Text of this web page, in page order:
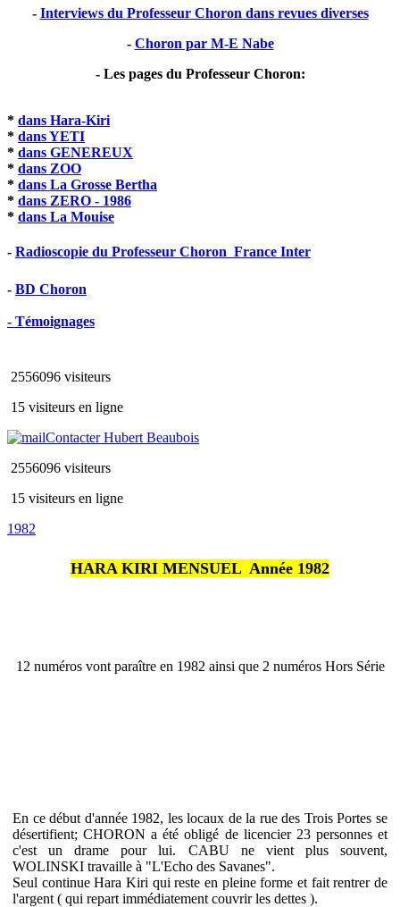
- Interviews du Professeur Choron dans revues diverses
- Choron par M-E Nabe
- Les pages du Professeur Choron:
* dans Hara-Kiri
* dans YETI
* dans GENEREUX
* dans ZOO
* dans La Grosse Bertha
* dans ZERO - 1986
* dans La Mouise
- Radioscopie du Professeur Choron  France Inter
- BD Choron
- Témoignages
2556096 visiteurs
15 visiteurs en ligne
Contacter Hubert Beaubois
2556096 visiteurs
15 visiteurs en ligne
1982
HARA KIRI MENSUEL  Année 1982
12 numéros vont paraître en 1982 ainsi que 2 numéros Hors Série
En ce début d'année 1982, les locaux de la rue des Trois Portes se
désertifient; CHORON a été obligé de licencier 23 personnes et
c'est un drame pour lui. CABU ne vient plus souvent,
WOLINSKI travaille à "L'Echo des Savanes".
Seul continue Hara Kiri qui reste en pleine forme et fait rentrer de
l'argent ( qui repart immédiatement couvrir les dettes ).